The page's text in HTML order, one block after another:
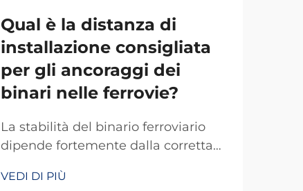
Qual è la distanza di
installazione consigliata
per gli ancoraggi dei
binari nelle ferrovie?
La stabilità del binario ferroviario
dipende fortemente dalla corretta
ancoraggi dei binari, che
VEDI DI PIÙ